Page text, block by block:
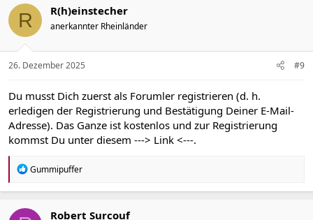
R R(h)einstecher
anerkannter Rheinländer
26. Dezember 2025 #9
Du musst Dich zuerst als Forumler registrieren (d. h.
erledigen der Registrierung und Bestätigung Deiner E-Mail-
Adresse). Das Ganze ist kostenlos und zur Registrierung
kommst Du unter diesem ---> Link <---.
R
a
t
Gummipuffer
Robert Surcouf